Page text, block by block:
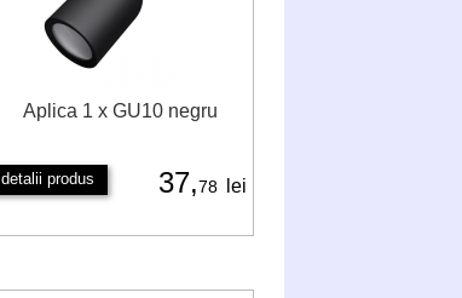
Aplica 1 x GU10 negru
detalii produs 37,78 lei